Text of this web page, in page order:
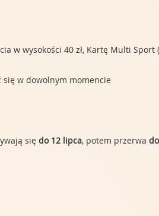
w wysokości 40 zł, Kartę Multi Sport
się w dowolnym momencie
się do 12 lipca, potem przerwa